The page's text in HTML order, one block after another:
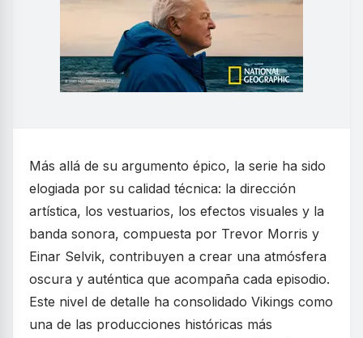
Más allá de su argumento épico, la serie ha sido
elogiada por su calidad técnica: la dirección
artística, los vestuarios, los efectos visuales y la
banda sonora, compuesta por Trevor Morris y
Einar Selvik, contribuyen a crear una atmósfera
oscura y auténtica que acompaña cada episodio.
Este nivel de detalle ha consolidado Vikings como
una de las producciones históricas más